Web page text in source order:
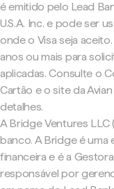
é emitido pelo Lead
U.S.A. Inc. e pode ser
onde o Visa seja
anos ou mais para
aplicadas. Consulte o
Cartão e o site da
detalhes.
A Bridge Ventures LLC
banco. A Bridge é
financeira e é a
responsável por